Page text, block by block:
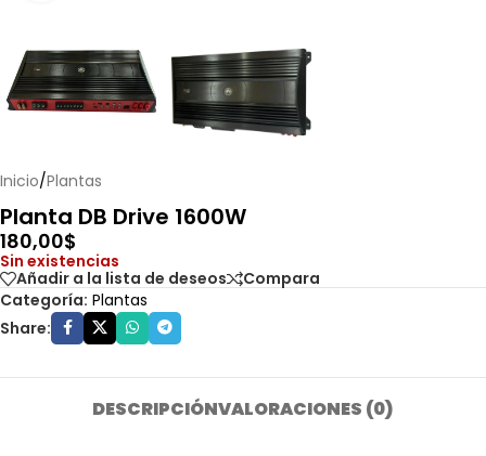
Inicio/Plantas
Planta DB Drive 1600W
180,00$
Sin existencias
Añadir a la lista de deseos
Compara
Categoría: Plantas
Share:
DESCRIPCIÓNVALORACIONES (0)